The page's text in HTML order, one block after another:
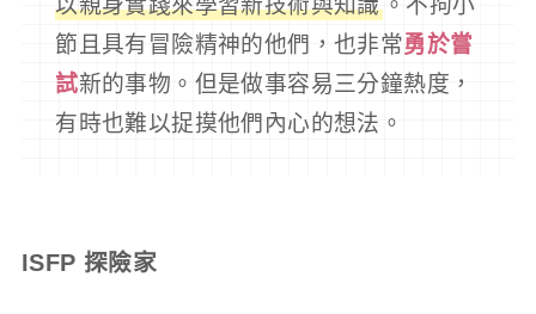
節且具有冒險精神的他們，也非常勇於嘗
試新的事物。但是做事容易三分鐘熱度，
有時也難以捉摸他們內心的想法。
ISFP 探險家